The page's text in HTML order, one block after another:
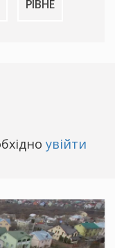
РІВНЕ
увійти